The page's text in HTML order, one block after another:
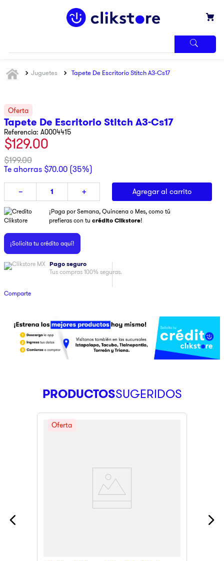
Juguetes Tapete De Escritorio Stitch A3-Cs17
Tapete De Escritorio Stitch A3-Cs17
Referencia: A0004415
$129.00
$199.00
Te ahorras $70.00 (35%)
＋
－ Agregar al carrito
¡Paga por Semana, Quincena o Mes, como tú
prefieras con tu crédito Clikstore!
¡Solicita tu crédito aquí!
Pago seguro
Tus compras 100% seguras.
Comparte
PRODUCTOS
MÁS
2.
3.
samsung
4 .
pantalla
5.
motos
6.
winia
7.
xbox
8.
lavadora
10. pulsar